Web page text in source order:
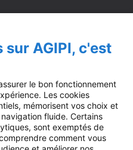
sur AGIPI, c'est
le bon fonctionnement
Les cookies
mémorisent vos choix et
fluide. Certains
sont exemptés de
comment vous